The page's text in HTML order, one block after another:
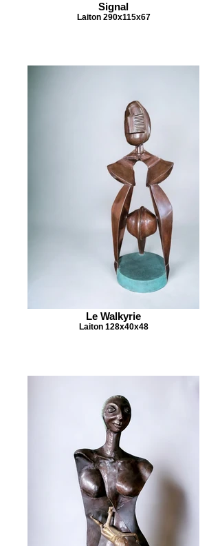
Signal
Laiton 290x115x67
Le Walkyrie
Laiton 128x40x48